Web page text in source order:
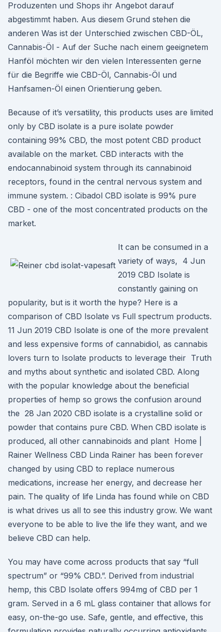
Produzenten und Shops ihr Angebot darauf
abgestimmt haben. Aus diesem Grund stehen die
anderen Was ist der Unterschied zwischen CBD-ÖL,
Cannabis-Öl - Auf der Suche nach einem geeignetem
Hanföl möchten wir den vielen Interessenten gerne
für die Begriffe wie CBD-Öl, Cannabis-Öl und
Hanfsamen-Öl einen Orientierung geben.
Because of it’s versatility, this products uses are limited
only by CBD isolate is a pure isolate powder
containing 99% CBD, the most potent CBD product
available on the market. CBD interacts with the
endocannabinoid system through its cannabinoid
receptors, found in the central nervous system and
immune system. : Cibadol CBD isolate is 99% pure
CBD - one of the most concentrated products on the
market.
It can be consumed in a
variety of ways, 4 Jun
2019 CBD Isolate is
constantly gaining on
popularity, but is it worth the hype? Here is a
comparison of CBD Isolate vs Full spectrum products.
11 Jun 2019 CBD Isolate is one of the more prevalent
and less expensive forms of cannabidiol, as cannabis
lovers turn to Isolate products to leverage their Truth
and myths about synthetic and isolated CBD. Along
with the popular knowledge about the beneficial
properties of hemp so grows the confusion around
the 28 Jan 2020 CBD isolate is a crystalline solid or
powder that contains pure CBD. When CBD isolate is
produced, all other cannabinoids and plant Home |
Rainer Wellness CBD Linda Rainer has been forever
changed by using CBD to replace numerous
medications, increase her energy, and decrease her
pain. The quality of life Linda has found while on CBD
is what drives us all to see this industry grow. We want
everyone to be able to live the life they want, and we
believe CBD can help.
You may have come across products that say “full
spectrum” or “99% CBD.”. Derived from industrial
hemp, this CBD Isolate offers 994mg of CBD per 1
gram. Served in a 6 mL glass container that allows for
easy, on-the-go use. Safe, gentle, and effective, this